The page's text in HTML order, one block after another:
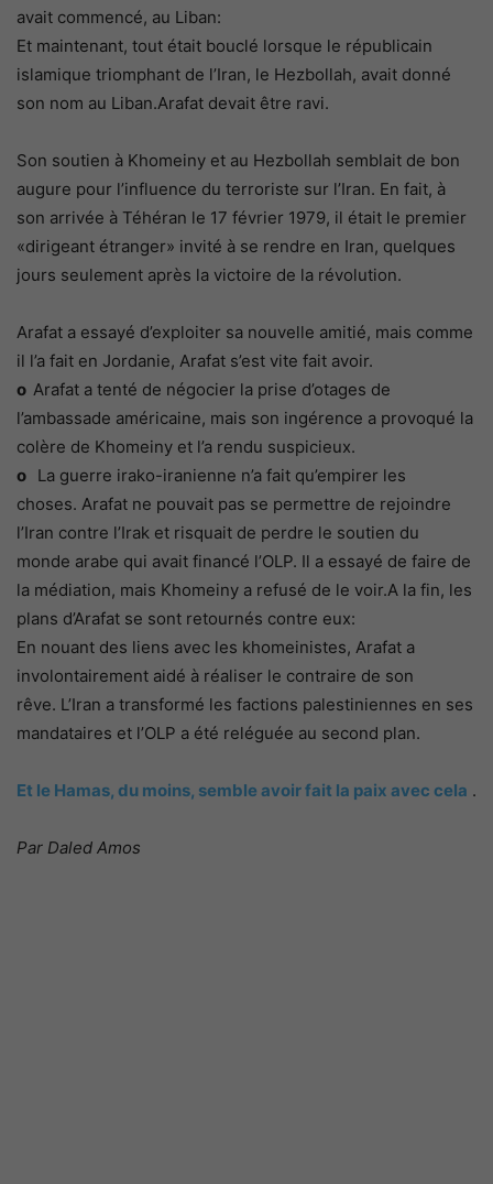
avait commencé, au Liban:
Et maintenant, tout était bouclé lorsque le républicain
islamique triomphant de l’Iran, le Hezbollah, avait donné
son nom au Liban.Arafat devait être ravi.
Son soutien à Khomeiny et au Hezbollah semblait de bon
augure pour l’influence du terroriste sur l’Iran. En fait, à
son arrivée à Téhéran le 17 février 1979, il était le premier
«dirigeant étranger» invité à se rendre en Iran, quelques
jours seulement après la victoire de la révolution.
Arafat a essayé d’exploiter sa nouvelle amitié, mais comme
il l’a fait en Jordanie, Arafat s’est vite fait avoir.
o Arafat a tenté de négocier la prise d’otages de
l’ambassade américaine, mais son ingérence a provoqué la
colère de Khomeiny et l’a rendu suspicieux.
o La guerre irako-iranienne n’a fait qu’empirer les
choses. Arafat ne pouvait pas se permettre de rejoindre
l’Iran contre l’Irak et risquait de perdre le soutien du
monde arabe qui avait financé l’OLP. Il a essayé de faire de
la médiation, mais Khomeiny a refusé de le voir.A la fin, les
plans d’Arafat se sont retournés contre eux:
En nouant des liens avec les khomeinistes, Arafat a
involontairement aidé à réaliser le contraire de son
rêve. L’Iran a transformé les factions palestiniennes en ses
mandataires et l’OLP a été reléguée au second plan.
Et le Hamas, du moins, semble avoir fait la paix avec cela .
Par Daled Amos